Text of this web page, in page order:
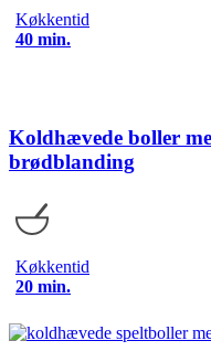
Køkkentid
40 min.
Koldhævede boller
brødblanding
Køkkentid
20 min.